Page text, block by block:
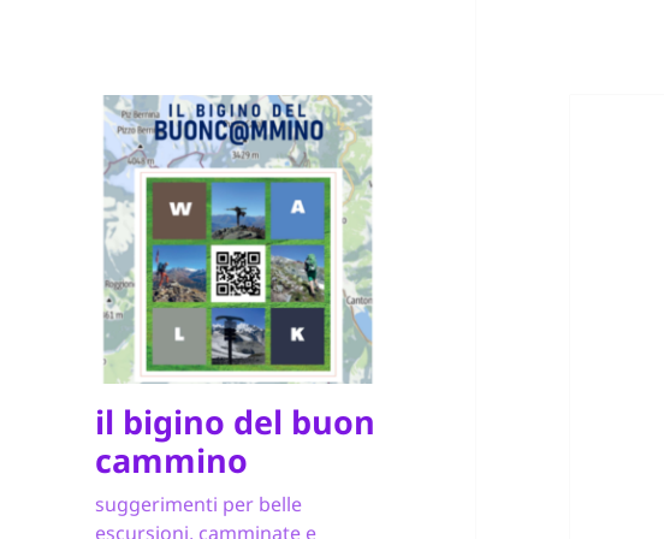
il bigino del buon
cammino
suggerimenti per belle
escursioni, camminate e